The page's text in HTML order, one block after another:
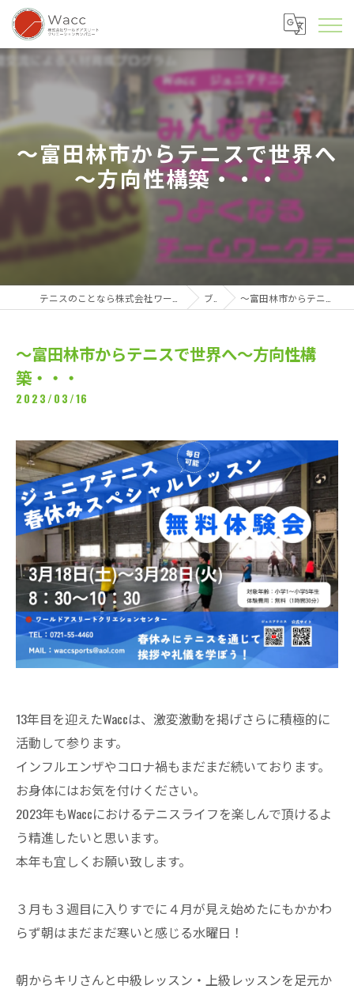
～富田林市からテニスで世界へ
～方向性構築・・・
ブログ ～富田林市からテニスで世界へ～方向性構築・・・
～富田林市からテニスで世界へ～方向性構
築・・・
2023/03/16
13年目を迎えたWaccは、激変激動を掲げさらに積極的に
活動して参ります。
インフルエンザやコロナ禍もまだまだ続いております。
お身体にはお気を付けください。
2023年もWaccにおけるテニスライフを楽しんで頂けるよ
う精進したいと思います。
本年も宜しくお願い致します。
３月も３週目に入りすでに４月が見え始めたにもかかわ
らず朝はまだまだ寒いと感じる水曜日！
朝からキリさんと中級レッスン・上級レッスンを足元か